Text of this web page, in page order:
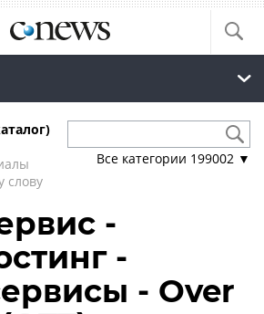
слову
Все категории 199002 ▼
-
-
- Over